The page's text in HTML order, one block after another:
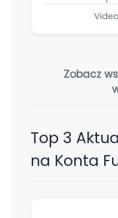
Zobacz
Top 3
na Konta